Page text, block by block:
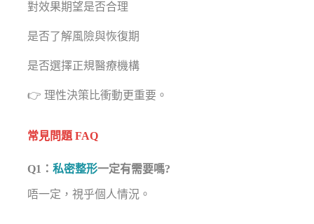
對效果期望是否合理
是否了解風險與恢復期
是否選擇正規醫療機構
👉 理性決策比衝動更重要。
常見問題 FAQ
Q1：私密整形一定有需要嗎?
唔一定，視乎個人情況。